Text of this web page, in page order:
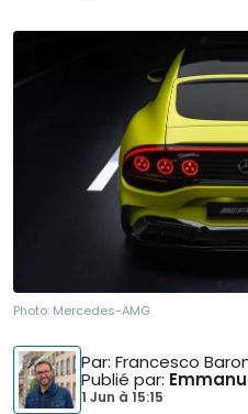
Photo: Mercedes-AMG
Par: Francesco
Publié par:
1 Jun à 15:15